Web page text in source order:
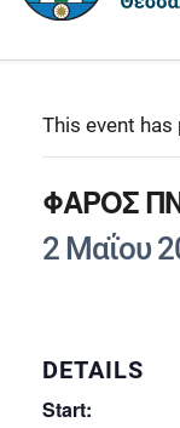
This event has
ΦΑΡΟΣ
2 Μαΐου
DETAILS
Start: